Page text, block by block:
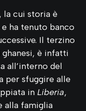
, la cui storia è
ha tenuto banco
Il terzino
è infatti
all’interno del
per sfuggire alle
in Liberia,
alla famiglia